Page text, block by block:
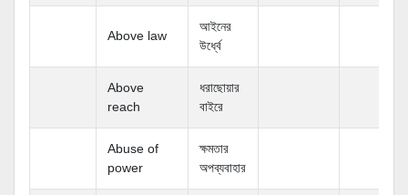
Above law
আইনের
উর্ধ্বে
Above
reach
ধরাছোয়ার
বাইরে
Abuse of
power
ক্ষমতার
অপব্যবাহার